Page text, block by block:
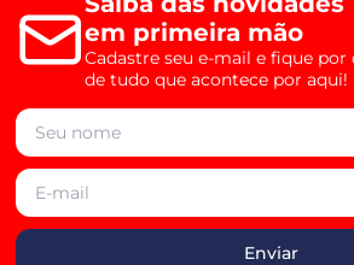
em primeira mão
Cadastre seu e-mail e fique
de tudo que acontece por aqui!